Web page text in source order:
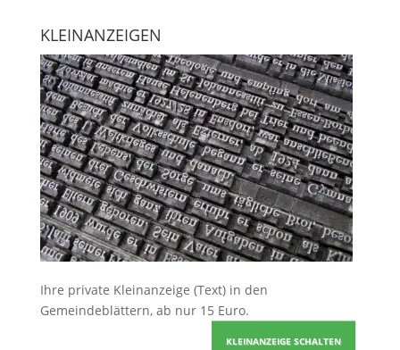
KLEINANZEIGEN
Ihre private Kleinanzeige (Text) in den
Gemeindeblättern, ab nur 15 Euro.
KLEINANZEIGE SCHALTEN